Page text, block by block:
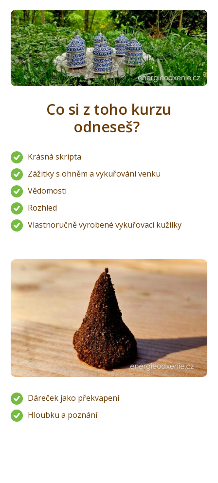
Co si z toho kurzu
odneseš?
Krásná skripta
Zážitky s ohněm a vykuřování venku
Vědomosti
Rozhled
Vlastnoručně vyrobené vykuřovací kužílky
Dáreček jako překvapení
Hloubku a poznání